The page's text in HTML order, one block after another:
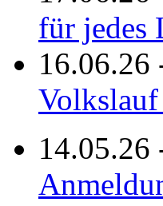
für jedes
16.06.26
14.05.26